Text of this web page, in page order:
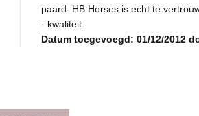
paard. HB Horses is echt te
- kwaliteit.
Datum toegevoegd: 01/12/2012